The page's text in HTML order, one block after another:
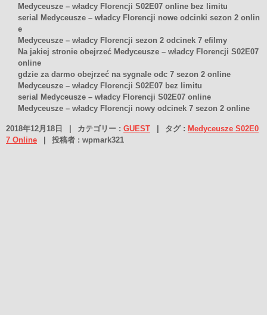
Medyceusze – władcy Florencji S02E07 online bez limitu
serial Medyceusze – władcy Florencji nowe odcinki sezon 2 onlin
e
Medyceusze – władcy Florencji sezon 2 odcinek 7 efilmy
Na jakiej stronie obejrzeć Medyceusze – władcy Florencji S02E07
online
gdzie za darmo obejrzeć na sygnale odc 7 sezon 2 online
Medyceusze – władcy Florencji S02E07 bez limitu
serial Medyceusze – władcy Florencji S02E07 online
Medyceusze – władcy Florencji nowy odcinek 7 sezon 2 online
2018年12月18日 カテゴリー : GUEST タグ : Medyceusze S02E0
7 Online
投稿者 : wpmark321